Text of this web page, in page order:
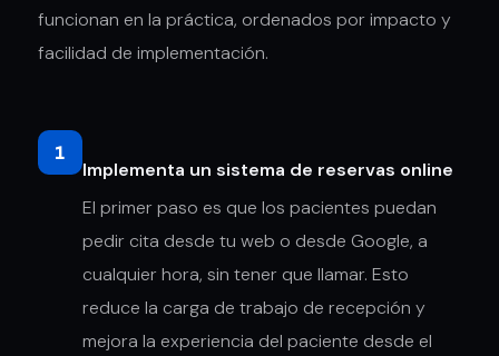
funcionan en la práctica, ordenados por impacto y
facilidad de implementación.
1
Implementa un sistema de reservas online
El primer paso es que los pacientes puedan
pedir cita desde tu web o desde Google, a
cualquier hora, sin tener que llamar. Esto
reduce la carga de trabajo de recepción y
mejora la experiencia del paciente desde el